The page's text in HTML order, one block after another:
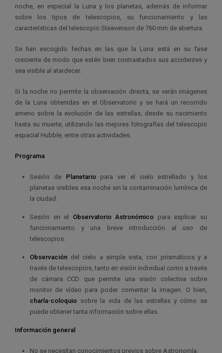
noche, en especial la Luna y los planetas, además de informar
sobre los tipos de telescopios, su funcionamiento y las
características del telescopio Steavenson de 760 mm de abertura.
Se han escogido fechas en las que la Luna está en su fase
creciente de modo que estén bien contrastados sus accidentes y
sea visible al atardecer.
Si la noche no permite la observación directa, se verán imágenes
de la Luna obtenidas en el Observatorio y se hará un recorrido
ameno sobre la evolución de las estrellas, desde su nacimiento
hasta su muerte, utilizando las mejores fotografías del telescopio
espacial Hubble, entre otras actividades.
Programa
Sesión de Planetariopara ver el cielo estrellado y los
planetas visibles esa noche sin la contaminación lumínica de
la ciudad.
Sesión en el Observatorio Astronómico para explicar su
funcionamiento y una breve introducción al uso de
telescopios.
Observación del cielo a simple vista, con prismáticos y a
través de telescopios, tanto en visión individual como a través
de cámara CCD que permite una visión colectiva sobre
monitor de vídeo para poder comentar la imagen. O bien,
charla-coloquio sobre la vida de las estrellas y cómo se
puede obtener tanta información sobre ellas.
Información general
No se necesitan conocimientos previos sobre Astronomía.